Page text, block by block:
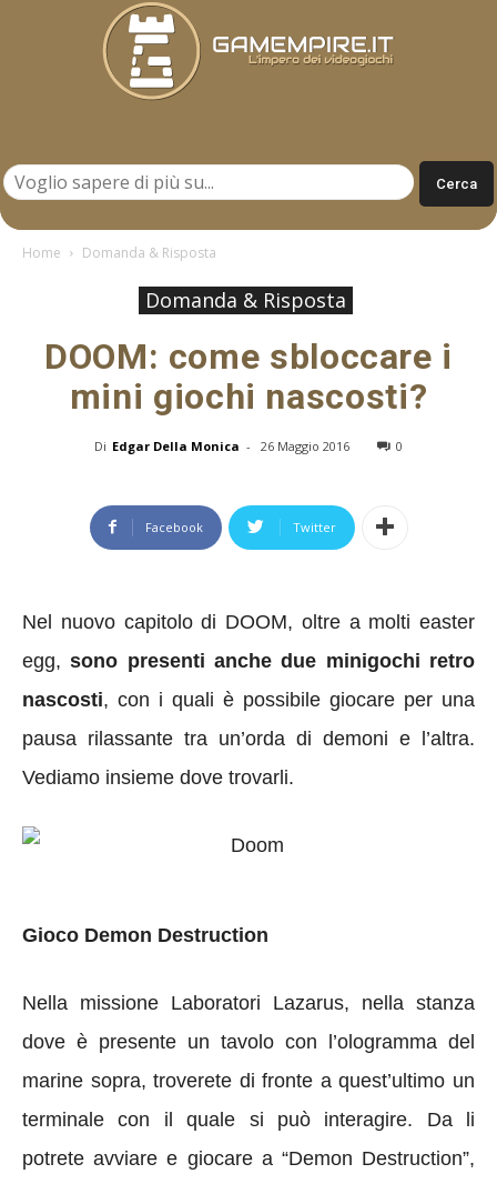
Home Domanda & Risposta
Domanda & Risposta
DOOM: come sbloccare i
mini giochi nascosti?
Di Edgar Della Monica - 26 Maggio 2016 0
Facebook Twitter
Nel nuovo capitolo di DOOM, oltre a molti easter
egg,sono presenti anche due minigochi retro
nascosti, con i quali è possibile giocare per una
pausa rilassante tra un’orda di demoni e l’altra.
Vediamo insieme dove trovarli.
Gioco Demon Destruction
Nella missione Laboratori Lazarus, nella stanza
dove è presente un tavolo con l’ologramma del
marine sopra, troverete di fronte a quest’ultimo un
terminale con il quale si può interagire. Da li
potrete avviare e giocare a “Demon Destruction”,